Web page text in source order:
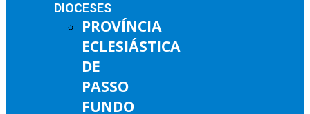
DIOCESES
PROVÍNCIA
ECLESIÁSTICA
DE
PASSO
FUNDO